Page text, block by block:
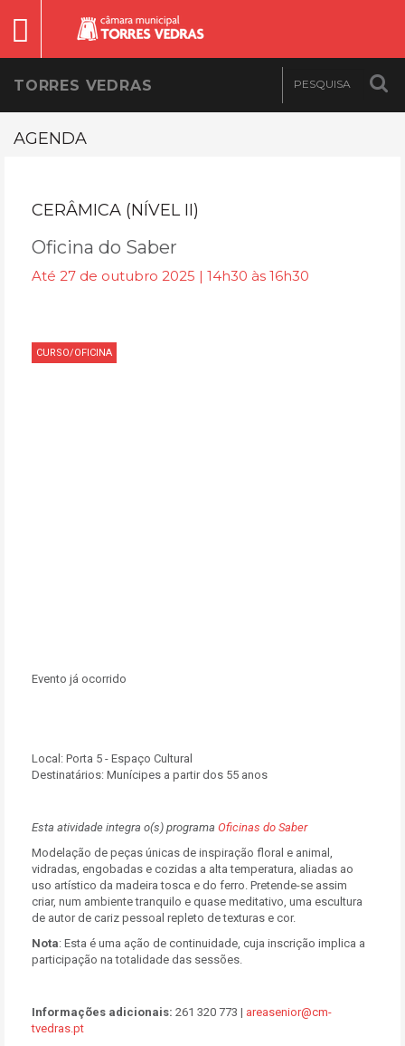
TORRES VEDRAS
AGENDA
CERÂMICA (NÍVEL II)
Oficina do Saber
Até 27 de outubro 2025 | 14h30 às 16h30
CURSO/OFICINA
Evento já ocorrido
Local: Porta 5 - Espaço Cultural
Destinatários: Munícipes a partir dos 55 anos
Esta atividade integra o(s) programa Oficinas do Saber
Modelação de peças únicas de inspiração floral e animal,
vidradas, engobadas e cozidas a alta temperatura, aliadas ao
uso artístico da madeira tosca e do ferro. Pretende-se assim
criar, num ambiente tranquilo e quase meditativo, uma escultura
de autor de cariz pessoal repleto de texturas e cor.
Nota: Esta é uma ação de continuidade, cuja inscrição implica a
participação na totalidade das sessões.
Informações adicionais: 261 320 773 | areasenior@cm-
tvedras.pt